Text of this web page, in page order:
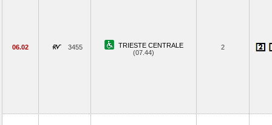
06.02 3455
TRIESTE CENTRALE
(07.44)
2